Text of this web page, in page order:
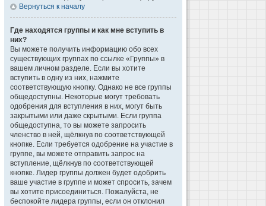
Вернуться к началу
Где находятся группы и как мне вступить в
них?
Вы можете получить информацию обо всех
существующих группах по ссылке «Группы» в
вашем личном разделе. Если вы хотите
вступить в одну из них, нажмите
соответствующую кнопку. Однако не все группы
общедоступны. Некоторые могут требовать
одобрения для вступления в них, могут быть
закрытыми или даже скрытыми. Если группа
общедоступна, то вы можете запросить
членство в ней, щёлкнув по соответствующей
кнопке. Если требуется одобрение на участие в
группе, вы можете отправить запрос на
вступление, щёлкнув по соответствующей
кнопке. Лидер группы должен будет одобрить
ваше участие в группе и может спросить, зачем
вы хотите присоединиться. Пожалуйста, не
беспокойте лидера группы, если он отклонил